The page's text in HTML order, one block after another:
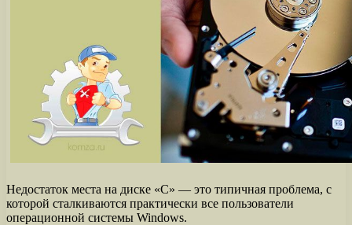
Недостаток места на диске «С» — это типичная проблема, с
которой сталкиваются практически все пользователи
операционной системы Windows.